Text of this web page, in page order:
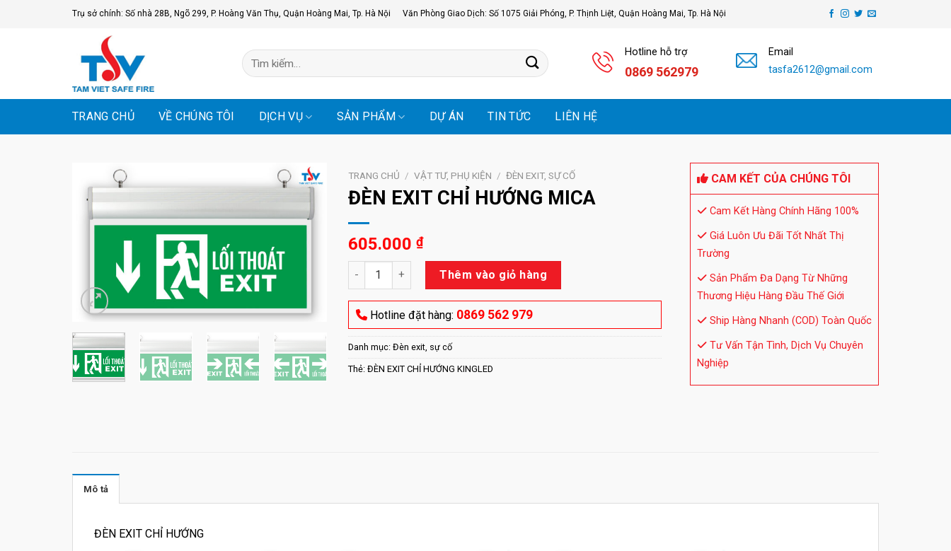
Trụ sở chính: Số nhà 28B, Ngõ 299, P. Hoàng Văn Thụ, Quận Hoàng Mai, Tp. Hà Nội Văn Phòng Giao Dịch: Số 1075 Giải Phóng, P. Thịnh Liệt, Quận Hoàng Mai, Tp. Hà Nội
Tìm
kiếm:
Hotline hỗ trợ
0869 562979
Email
tasfa2612@gmail.com
TRANG CHỦ VỀ CHÚNG TÔI DỊCH VỤ SẢN PHẨM DỰ ÁN TIN TỨC LIÊN HỆ
TRANG CHỦ / VẬT TƯ, PHỤ KIỆN / ĐÈN EXIT, SỰ CỐ
ĐÈN EXIT CHỈ HƯỚNG MICA
605.000 ₫
ĐÈN EXIT CHỈ HƯỚNG MICA số lượng
Thêm vào giỏ hàng
Hotline đặt hàng: 0869 562 979
Danh mục: Đèn exit, sự cố
Thẻ: ĐÈN EXIT CHỈ HƯỚNG KINGLED
CAM KẾT CỦA CHÚNG TÔI
Cam Kết Hàng Chính Hãng 100%
Giá Luôn Ưu Đãi Tốt Nhất Thị
Trường
Sản Phẩm Đa Dạng Từ Những
Thương Hiệu Hàng Đầu Thế Giới
Ship Hàng Nhanh (COD) Toàn Quốc
Tư Vấn Tận Tình, Dịch Vụ Chuyên
Nghiệp
Mô tả
ĐÈN EXIT CHỈ HƯỚNG